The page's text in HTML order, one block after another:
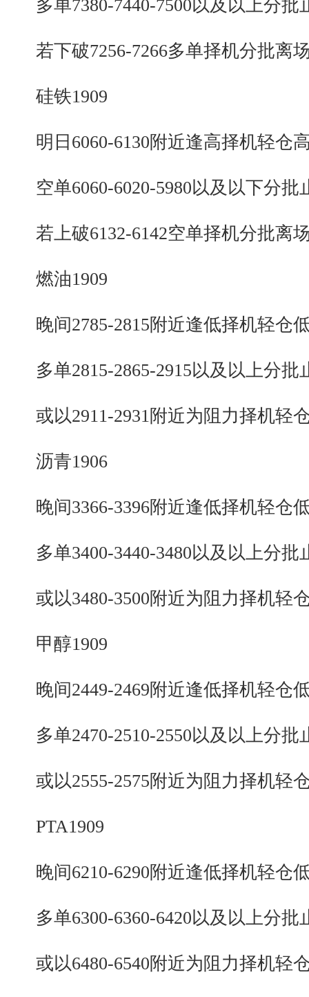
多单7380-7440-7500以及以上分批
若下破7256-7266多单择机分批离
硅铁1909
明日6060-6130附近逢高择机轻仓
空单6060-6020-5980以及以下分批
若上破6132-6142空单择机分批离
燃油1909
晚间2785-2815附近逢低择机轻仓
多单2815-2865-2915以及以上分批
或以2911-2931附近为阻力择机轻
沥青1906
晚间3366-3396附近逢低择机轻仓
多单3400-3440-3480以及以上分批
或以3480-3500附近为阻力择机轻
甲醇1909
晚间2449-2469附近逢低择机轻仓
多单2470-2510-2550以及以上分批
或以2555-2575附近为阻力择机轻
PTA1909
晚间6210-6290附近逢低择机轻仓
多单6300-6360-6420以及以上分批
或以6480-6540附近为阻力择机轻